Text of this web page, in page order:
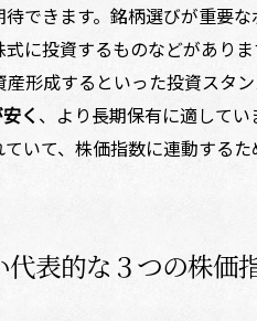
きます。銘柄選びが重要な
に投資するものなどがあり
形成するといった投資スタン
く、より長期保有に適してい
いて、株価指数に連動する
表的な３つの株価